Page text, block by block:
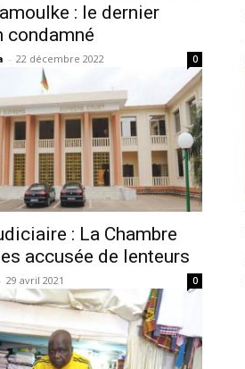
: le dernier
condamné
- 22 décembre 2022 0
: La Chambre
accusée de lenteurs
- 29 avril 2021 0